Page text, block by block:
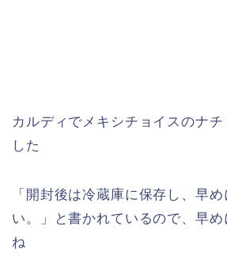
カルディでメキシチョイスのナチ
した
「開封後は冷蔵庫に保存し、早
い。」と書かれているので、早め
ね